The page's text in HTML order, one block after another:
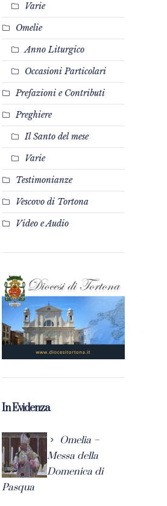
Varie
Omelie
Anno Liturgico
Occasioni Particolari
Prefazioni e Contributi
Preghiere
Il Santo del mese
Varie
Testimonianze
Vescovo di Tortona
Video e Audio
In Evidenza
Omelia –
Messa della
Domenica di
Pasqua